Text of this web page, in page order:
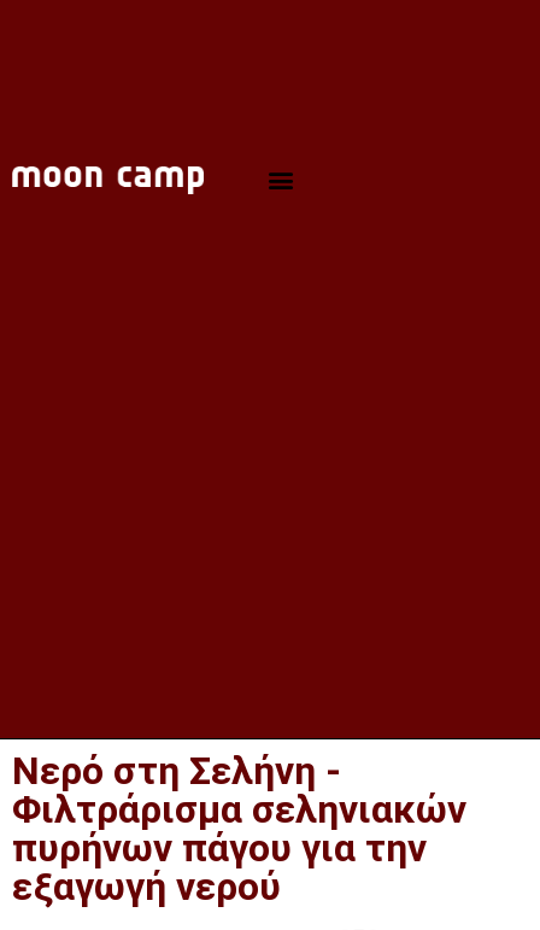
Νερό στη Σελήνη -
Φιλτράρισμα σεληνιακών
πυρήνων πάγου για την
εξαγωγή νερού